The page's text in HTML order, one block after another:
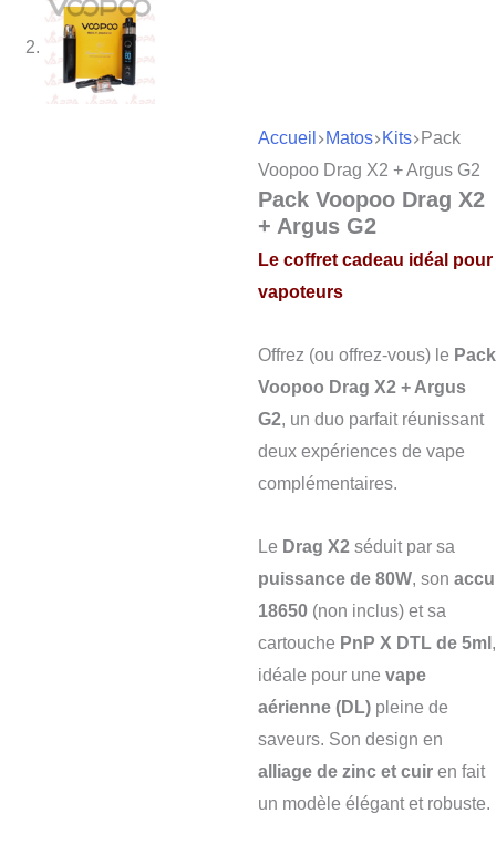
Accueil Matos Kits
Pack
Voopoo Drag X2 + Argus G2
Pack Voopoo Drag X2
+ Argus G2
Le coffret cadeau idéal pour
vapoteurs
Offrez (ou offrez-vous) le Pack
Voopoo Drag X2 + Argus
G2, un duo parfait réunissant
deux expériences de vape
complémentaires.
Le Drag X2séduit par sa
puissance de 80W, son accu
18650(non inclus) et sa
cartouche PnP X DTL de 5ml ,
idéale pour une vape
aérienne (DL)pleine de
saveurs. Son design en
alliage de zinc et cuiren fait
un modèle élégant et robuste.